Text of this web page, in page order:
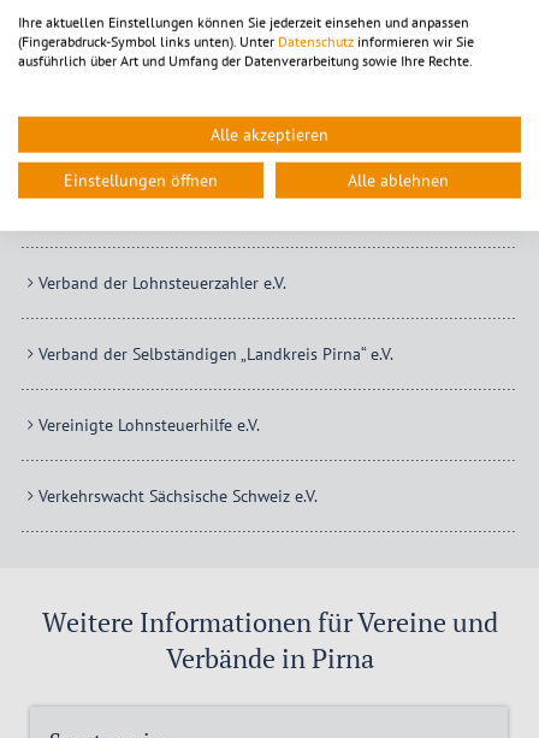
Territorialverband „Sächsische Schweiz“ der Gartenfreunde e.V.
Tierheim des Tierschutzvereins Pirna und Umgebung e.V.
Verband der Lohnsteuerzahler e.V.
Verband der Selbständigen „Landkreis Pirna“ e.V.
Vereinigte Lohnsteuerhilfe e.V.
Verkehrswacht Sächsische Schweiz e.V.
Weitere Informationen für Vereine und
Verbände in Pirna
Ihre aktuellen Einstellungen können Sie jederzeit einsehen und anpassen
(Fingerabdruck-Symbol links unten). Unter Datenschutz informieren wir Sie
ausführlich über Art und Umfang der Datenverarbeitung sowie Ihre Rechte.
Alle akzeptieren
Einstellungen öffnen Alle ablehnen